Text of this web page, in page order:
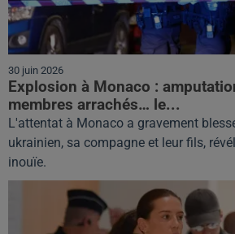
30 juin 2026
Explosion à Monaco :
membres arrachés… le...
L'attentat à Monaco a gravement
ukrainien, sa compagne et leur fils,
inouïe.